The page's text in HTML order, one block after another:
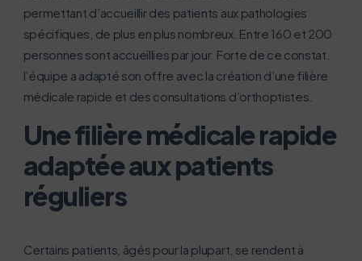
permettant d’accueillir des patients aux pathologies
spécifiques, de plus en plus nombreux. Entre 160 et 200
personnes sont accueillies par jour. Forte de ce constat,
l’équipe a adapté son offre avec la création d’une filière
médicale rapide et des consultations d’orthoptistes.
Une filière médicale rapide
adaptée aux patients
réguliers
Certains patients, âgés pour la plupart, se rendent à